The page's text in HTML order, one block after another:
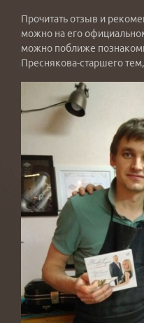
Прочитать отзыв и
можно на его
можно поближе
Преснякова-старшего